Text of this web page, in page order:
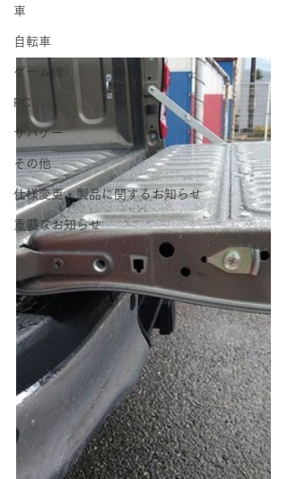
車
自転車
ゲーム機
PC
サバゲー
その他
仕様変更・製品に関するお知らせ
重要なお知らせ